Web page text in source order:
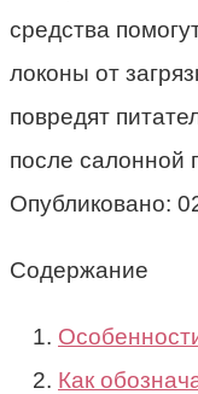
средства
локоны от
повредят
после салонной
Опубликовано:
Содержание
Как